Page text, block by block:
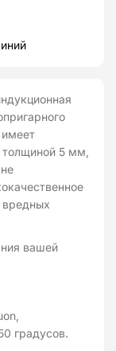
5 мм,
вашей
градусов.